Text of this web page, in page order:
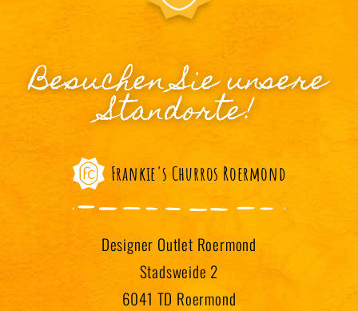
Besuchen Sie unsere
Standorte!
Frankie's Churros Roermond
Designer Outlet Roermond
Stadsweide 2
6041 TD Roermond